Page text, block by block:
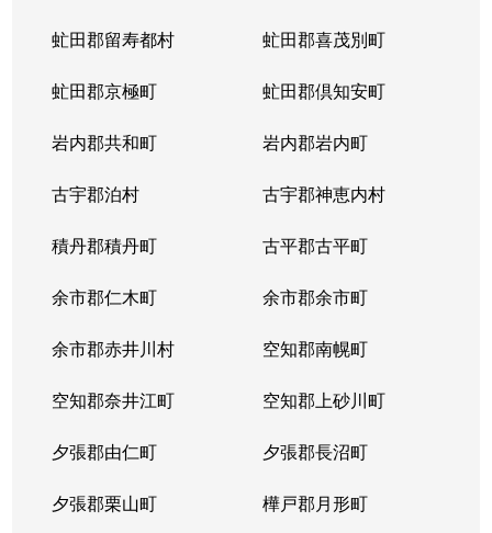
虻田郡留寿都村 虻田郡喜茂別町
虻田郡京極町 虻田郡倶知安町
岩内郡共和町 岩内郡岩内町
古宇郡泊村 古宇郡神恵内村
積丹郡積丹町 古平郡古平町
余市郡仁木町 余市郡余市町
余市郡赤井川村 空知郡南幌町
空知郡奈井江町 空知郡上砂川町
夕張郡由仁町 夕張郡長沼町
夕張郡栗山町 樺戸郡月形町